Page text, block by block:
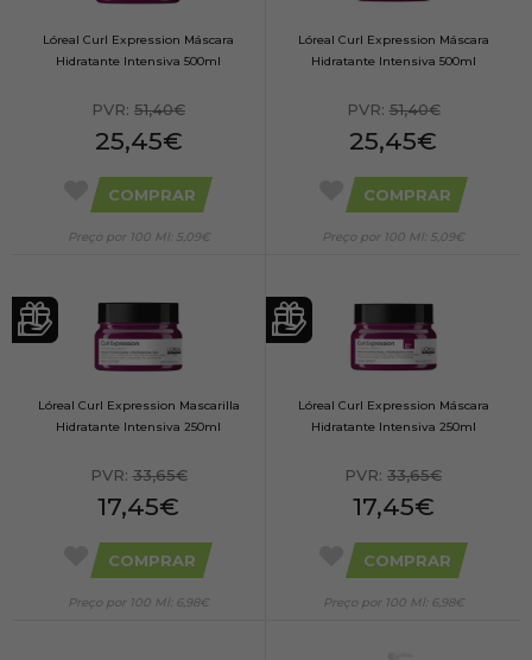
Lóreal Curl Expression Máscara
Hidratante Intensiva 500ml
PVR: 51,40€
25,45€
COMPRAR
Preço por 100 Ml: 5,09€
Lóreal Curl Expression Máscara
Hidratante Intensiva 500ml
PVR:51,40€
25,45€
COMPRAR
Preço por 100 Ml: 5,09€
Lóreal Curl Expression Mascarilla
Hidratante Intensiva 250ml
PVR:33,65€
17,45€
COMPRAR
Preço por 100 Ml: 6,98€
Lóreal Curl Expression Máscara
Hidratante Intensiva 250ml
PVR: 33,65€
17,45€
COMPRAR
Preço por 100 Ml: 6,98€